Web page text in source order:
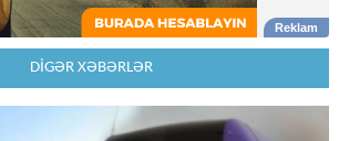
DİGƏR XƏBƏRLƏR